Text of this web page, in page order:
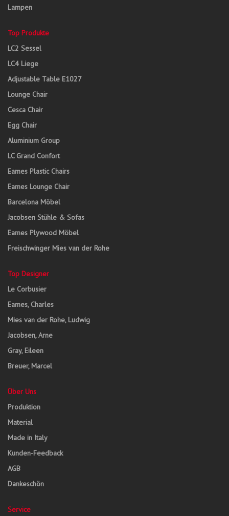
Lampen
Top Produkte
LC2 Sessel
LC4 Liege
Adjustable Table E1027
Lounge Chair
Cesca Chair
Egg Chair
Aluminium Group
LC Grand Confort
Eames Plastic Chairs
Eames Lounge Chair
Barcelona Möbel
Jacobsen Stühle & Sofas
Eames Plywood Möbel
Freischwinger Mies van der Rohe
Top Designer
Le Corbusier
Eames, Charles
Mies van der Rohe, Ludwig
Jacobsen, Arne
Gray, Eileen
Breuer, Marcel
Über Uns
Produktion
Material
Made in Italy
Kunden-Feedback
AGB
Dankeschön
Service